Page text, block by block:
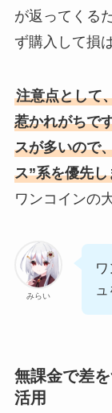
が返ってくる
ず購入して損
注意点として
惹かれがちで
スが多いので
ス”系を優先
ワンコインの
みらい
無課金で差
活用